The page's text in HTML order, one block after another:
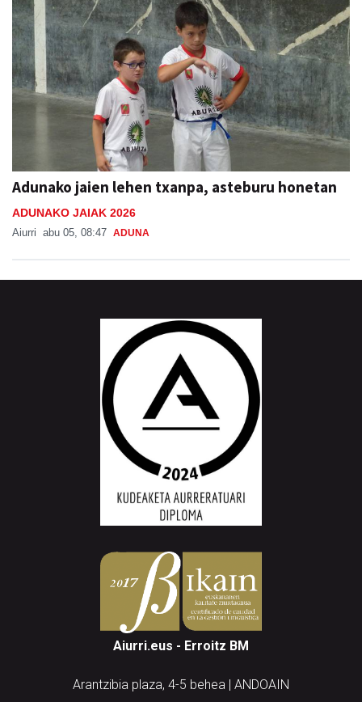
Adunako jaien lehen txanpa, asteburu honetan
ADUNAKO JAIAK 2026
Aiurri abu 05, 08:47 ADUNA
Aiurri.eus - Erroitz BM
Arantzibia plaza, 4-5 behea | ANDOAIN